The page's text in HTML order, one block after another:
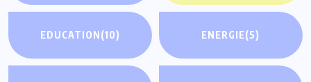
EDUCATION(10) ENERGIE(5)